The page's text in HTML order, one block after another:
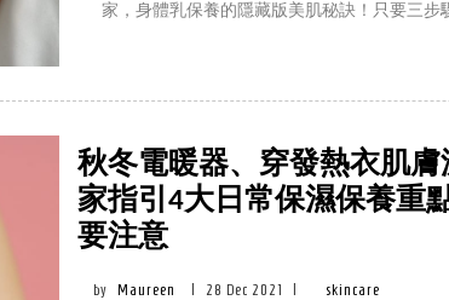
家，身體乳保養的隱藏版美肌秘訣！只要三步
秋冬電暖器、穿發熱衣肌
家指引4大日常保濕保養重
要注意
by Maureen 28 Dec 2021 skincare